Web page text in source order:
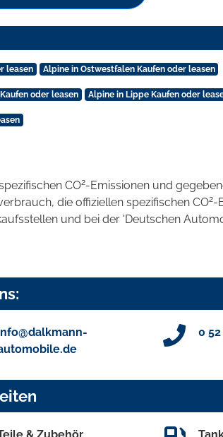
leasen Alpine in Ostwestfalen Kaufen oder leasen
oder leasen Alpine in Lippe Kaufen oder
CO2-Emissionen und
die offiziellen spezifischen CO2-
und bei der 'Deutschen
0
& Zubehör